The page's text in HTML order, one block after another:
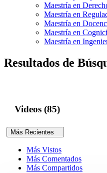
Maestría en
Maestría en
Maestría en
Maestría en
Maestría en
Resultados de
Videos (85)
Más Recientes
Más Vistos
Más Comentados
Más Compartidos